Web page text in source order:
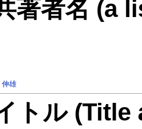
著者名 (a
伸雄
トル